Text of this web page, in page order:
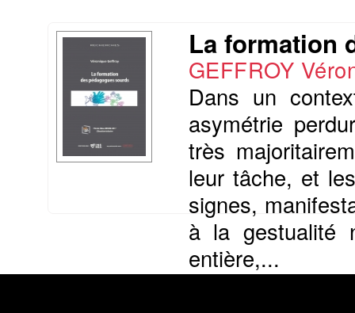
La formation
GEFFROY
Dans un
asymétrie
très
leur tâche, et
signes,
à la gestualité
entière,...
Présentation du